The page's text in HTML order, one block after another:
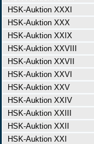
HSK-Auktion XXXI
HSK-Auktion XXX
HSK-Auktion XXIX
HSK-Auktion XXVIII
HSK-Auktion XXVII
HSK-Auktion XXVI
HSK-Auktion XXV
HSK-Auktion XXIV
HSK-Auktion XXIII
HSK-Auktion XXII
HSK-Auktion XXI